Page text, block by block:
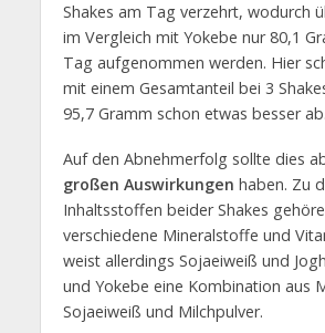
Shakes am Tag verzehrt, wodurch
im Vergleich mit Yokebe nur 80,1
Tag aufgenommen werden. Hier
mit einem Gesamtanteil bei 3
95,7 Gramm schon etwas besser ab.
Auf den Abnehmerfolg sollte dies
großen Auswirkungen haben. Zu
Inhaltsstoffen beider Shakes
verschiedene Mineralstoffe und
weist allerdings Sojaeiweiß und
und Yokebe eine Kombination aus
Sojaeiweiß und Milchpulver.